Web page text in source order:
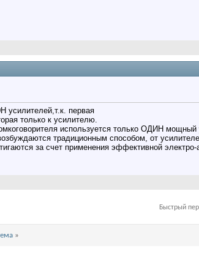
усилителей,т.к. первая
только к усилителю.
используется только ОДИН мощный
традиционным способом, от
за счет применения эффективной электро-
Быстрый
»